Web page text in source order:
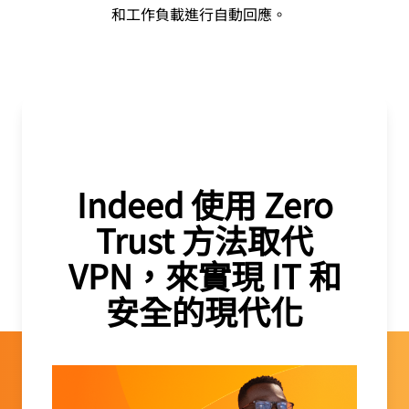
和工作負載進行自動回應。
Indeed 使用 Zero
Trust 方法取代
VPN，來實現 IT 和
安全的現代化